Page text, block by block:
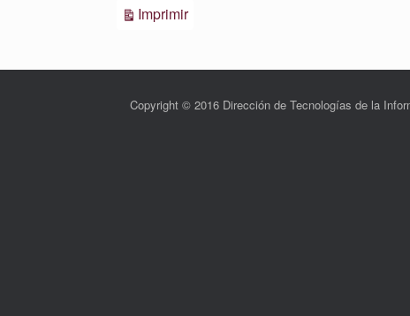
ImprimirVistas
Copyright © 2016 Dirección de Tecnologías de la